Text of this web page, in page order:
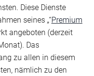
Diese Dienste
seines „“Premium
angeboten (derzeit
Das
zu allen in diesem
nämlich zu den